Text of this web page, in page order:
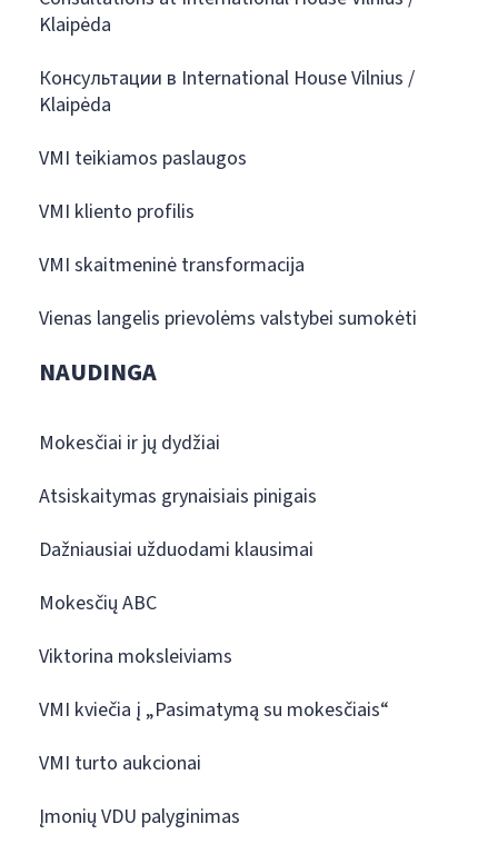
Klaipėda
Консультации в International House Vilnius /
Klaipėda
VMI teikiamos paslaugos
VMI kliento profilis
VMI skaitmeninė transformacija
Vienas langelis prievolėms valstybei sumokėti
NAUDINGA
Mokesčiai ir jų dydžiai
Atsiskaitymas grynaisiais pinigais
Dažniausiai užduodami klausimai
Mokesčių ABC
Viktorina moksleiviams
VMI kviečia į „Pasimatymą su mokesčiais“
VMI turto aukcionai
Įmonių VDU palyginimas